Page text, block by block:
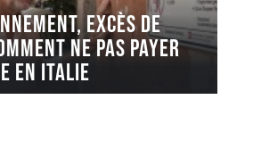
excès de
ne pas payer
en Italie